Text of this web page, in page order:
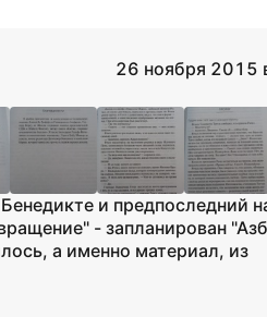
26 ноября 2015
и предпоследний
- запланирован
а именно материал, из